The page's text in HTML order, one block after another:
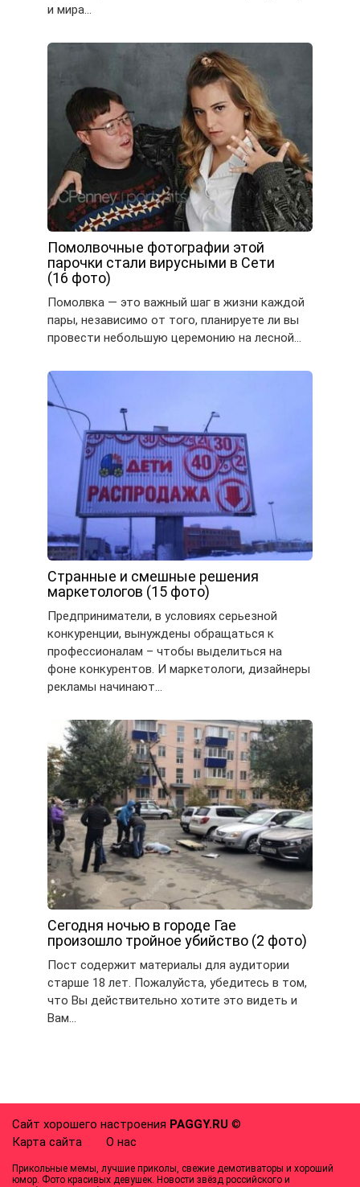
и мира…
Помолвочные фотографии этой
парочки стали вирусными в Сети
(16 фото)
Помолвка — это важный шаг в жизни каждой
пары, независимо от того, планируете ли вы
провести небольшую церемонию на лесной…
Странные и смешные решения
маркетологов (15 фото)
Предприниматели, в условиях серьезной
конкуренции, вынуждены обращаться к
профессионалам – чтобы выделиться на
фоне конкурентов. И маркетологи, дизайнеры
рекламы начинают…
Сегодня ночью в городе Гае
произошло тройное убийство (2 фото)
Пост содержит материалы для аудитории
старше 18 лет. Пожалуйста, убедитесь в том,
что Вы действительно хотите это видеть и
Вам…
Сайт хорошего настроения PAGGY.RU ©
Карта сайта
О нас
Прикольные мемы, лучшие приколы, свежие демотиваторы и хороший
юмор. Фото красивых девушек. Новости звёзд российского и